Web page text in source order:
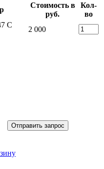
Стоимость в
руб.
Кол-
во
C
2 000
Отправить запрос